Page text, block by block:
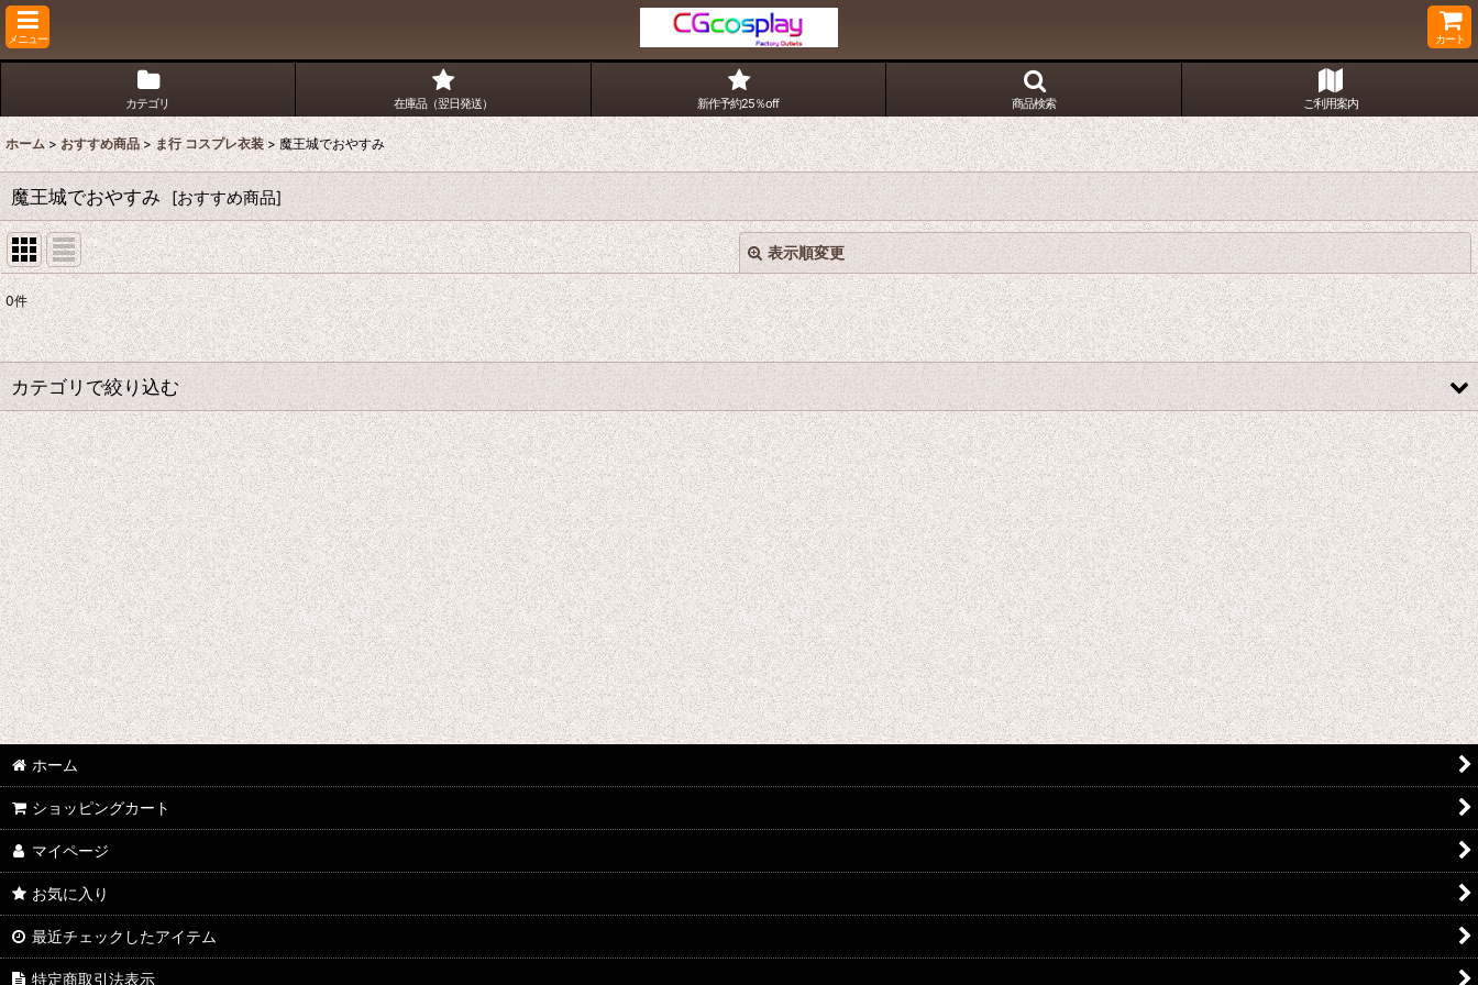
メニュー カート
カテゴリ 在庫品（翌日発送） 新作予約25％off 商品検索 ご利用案内
ホーム > おすすめ商品 > ま行 コスプレ衣装 > 魔王城でおやすみ
魔王城でおやすみ [おすすめ商品]
表示順変更
表示数:
並び順:
絞り込む
閉じる
0件
カテゴリで絞り込む
ま行 コスプレ衣装 (全商品)
魔法少女ノ魔女裁判
無期迷途
魔法少女にあこがれて
魔法使いの約束
明治東亰恋伽
マギ
魔法少女まどか☆マギカ
未来日記
機巧少女は傷つかない
魔弾の王と戦姫
無彩限のファントム・ワールド
ホーム
ショッピングカート
マイページ
お気に入り
最近チェックしたアイテム
特定商取引法表示